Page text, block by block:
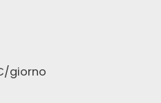
/giorno
natura e borghi
gruppi di amici o